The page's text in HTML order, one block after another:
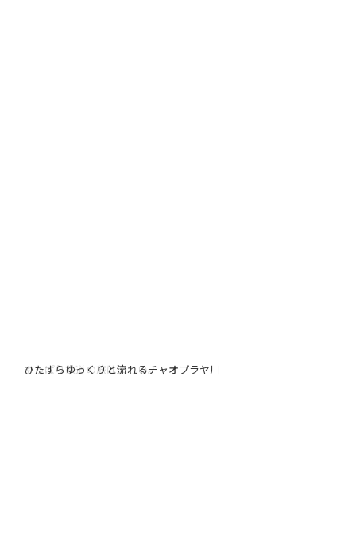
やっぱり鉄道の旅は楽しい。
ひたすらゆっくりと流れるチャオプラヤ川
新鮮な川エビ。身がしまってプリプリだ。